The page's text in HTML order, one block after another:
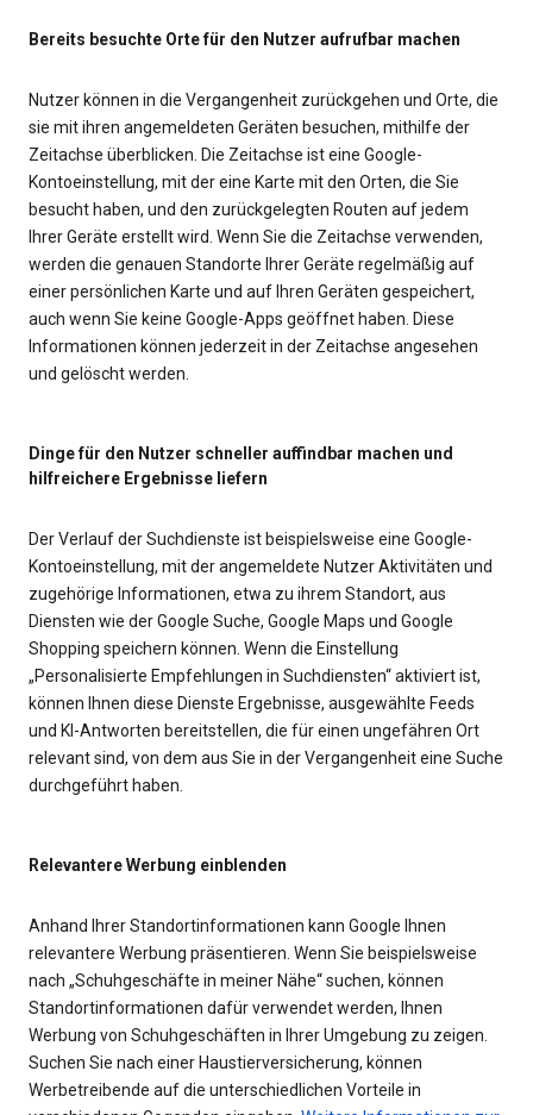
Bereits besuchte Orte für den Nutzer aufrufbar machen
Nutzer können in die Vergangenheit zurückgehen und Orte, die
sie mit ihren angemeldeten Geräten besuchen, mithilfe der
Zeitachse überblicken. Die Zeitachse ist eine Google-
Kontoeinstellung, mit der eine Karte mit den Orten, die Sie
besucht haben, und den zurückgelegten Routen auf jedem
Ihrer Geräte erstellt wird. Wenn Sie die Zeitachse verwenden,
werden die genauen Standorte Ihrer Geräte regelmäßig auf
einer persönlichen Karte und auf Ihren Geräten gespeichert,
auch wenn Sie keine Google-Apps geöffnet haben. Diese
Informationen können jederzeit in der Zeitachse angesehen
und gelöscht werden.
Dinge für den Nutzer schneller auffindbar machen und
hilfreichere Ergebnisse liefern
Der Verlauf der Suchdienste ist beispielsweise eine Google-
Kontoeinstellung, mit der angemeldete Nutzer Aktivitäten und
zugehörige Informationen, etwa zu ihrem Standort, aus
Diensten wie der Google Suche, Google Maps und Google
Shopping speichern können. Wenn die Einstellung
„Personalisierte Empfehlungen in Suchdiensten“ aktiviert ist,
können Ihnen diese Dienste Ergebnisse, ausgewählte Feeds
und KI-Antworten bereitstellen, die für einen ungefähren Ort
relevant sind, von dem aus Sie in der Vergangenheit eine Suche
durchgeführt haben.
Relevantere Werbung einblenden
Anhand Ihrer Standortinformationen kann Google Ihnen
relevantere Werbung präsentieren. Wenn Sie beispielsweise
nach „Schuhgeschäfte in meiner Nähe“ suchen, können
Standortinformationen dafür verwendet werden, Ihnen
Werbung von Schuhgeschäften in Ihrer Umgebung zu zeigen.
Suchen Sie nach einer Haustierversicherung, können
Werbetreibende auf die unterschiedlichen Vorteile in